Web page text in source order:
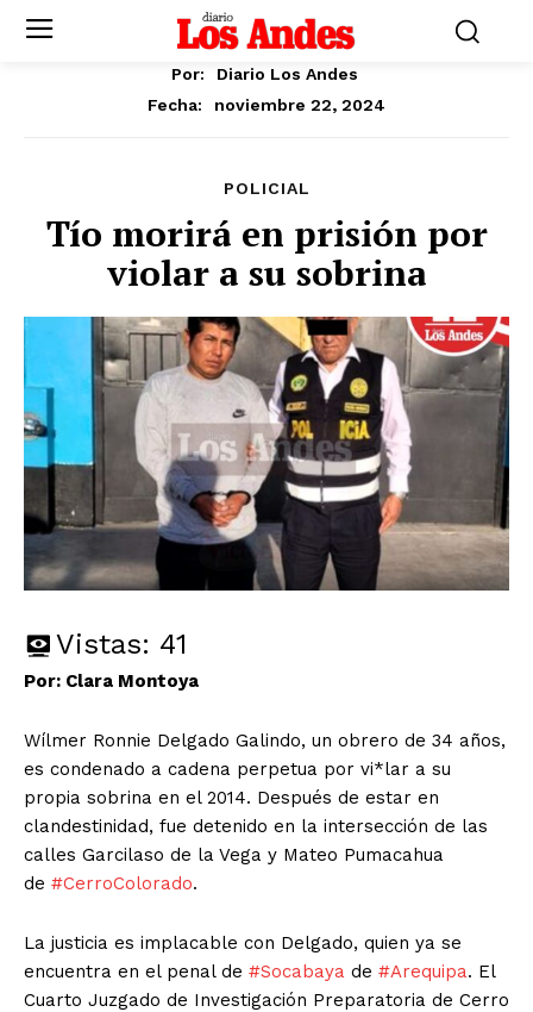
Por:
Diario Los Andes
Fecha:
noviembre 22, 2024
POLICIAL
Tío morirá en prisión por
violar a su sobrina
Vistas: 41
Por: Clara Montoya
Wílmer Ronnie Delgado Galindo, un obrero de 34 años,
es condenado a cadena perpetua por vi*lar a su
propia sobrina en el 2014. Después de estar en
clandestinidad, fue detenido en la intersección de las
calles Garcilaso de la Vega y Mateo Pumacahua
de #CerroColorado.
La justicia es implacable con Delgado, quien ya se
encuentra en el penal de #Socabaya de #Arequipa. El
Cuarto Juzgado de Investigación Preparatoria de Cerro